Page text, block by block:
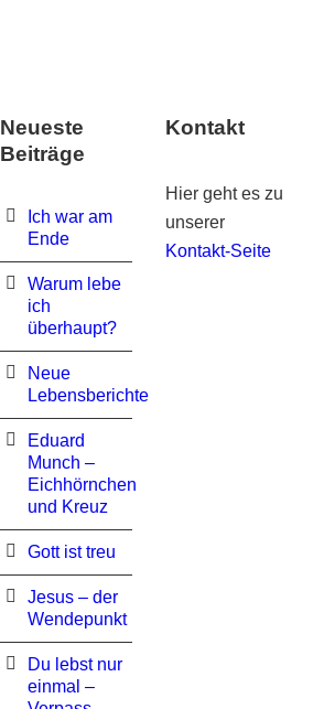
Neueste
Beiträge
Ich war am
Ende
Warum lebe
ich
überhaupt?
Neue
Lebensberichte
Eduard
Munch –
Eichhörnchen
und Kreuz
Gott ist treu
Jesus – der
Wendepunkt
Du lebst nur
einmal –
Kontakt
Hier geht es zu
unserer
Kontakt-Seite